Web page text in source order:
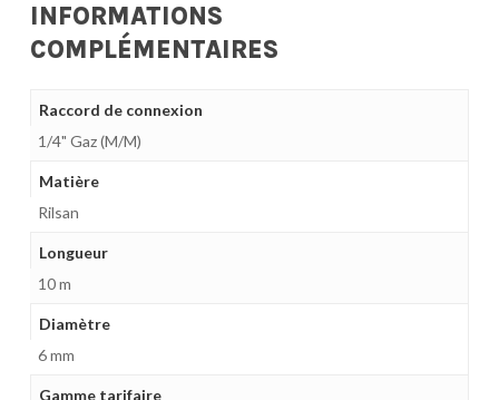
INFORMATIONS
COMPLÉMENTAIRES
Raccord de connexion
1/4" Gaz (M/M)
Matière
Rilsan
Longueur
10 m
Diamètre
6 mm
Gamme tarifaire